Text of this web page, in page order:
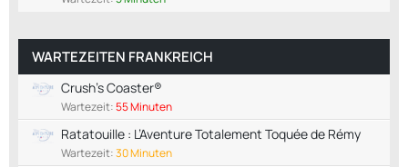
WARTEZEITEN FRANKREICH
Crush's Coaster®
Wartezeit:55 Minuten
Ratatouille : L’Aventure Totalement Toquée de Rémy
Wartezeit:30 Minuten